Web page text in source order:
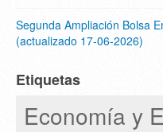
Segunda Ampliación Bolsa
(actualizado 17-06-2026)
Etiquetas
Economía y